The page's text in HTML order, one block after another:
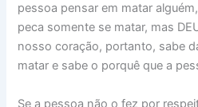
pessoa pensar em matar
peca somente se matar, mas
nosso coração, portanto, sabe
matar e sabe o porquê que a
Se a pessoa não o fez por